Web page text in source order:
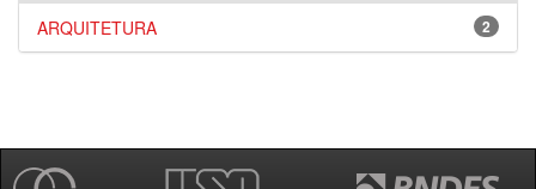
2
ARQUITETURA